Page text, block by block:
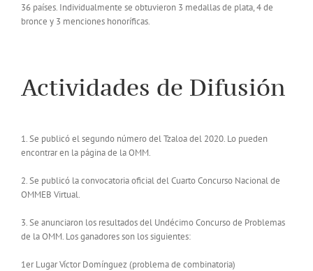
36 países. Individualmente se obtuvieron 3 medallas de plata, 4 de
bronce y 3 menciones honoríficas.
Actividades de Difusión
1. Se publicó el segundo número del Tzaloa del 2020. Lo pueden
encontrar en la página de la OMM.
2. Se publicó la convocatoria oficial del Cuarto Concurso Nacional de
OMMEB Virtual.
3. Se anunciaron los resultados del Undécimo Concurso de Problemas
de la OMM. Los ganadores son los siguientes:
1er Lugar Víctor Domínguez (problema de combinatoria)